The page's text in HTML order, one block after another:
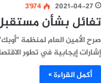
2021-04-27 3٬974
تفائل بشأن
صرح الأمين العام لمنظمة
إشارات إيجابية في تطور
أكمل القراءة »